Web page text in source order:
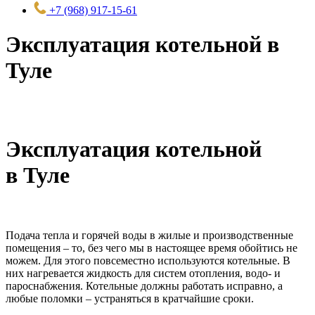
+7 (968) 917-15-61
Эксплуатация котельной в
Туле
Эксплуатация котельной
в Туле
Подача тепла и горячей воды в жилые и производственные
помещения – то, без чего мы в настоящее время обойтись не
можем. Для этого повсеместно используются котельные. В
них нагревается жидкость для систем отопления, водо- и
пароснабжения. Котельные должны работать исправно, а
любые поломки – устраняться в кратчайшие сроки.